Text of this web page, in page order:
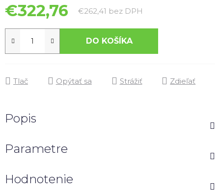
€322,76 €262,41 bez DPH
DO KOŠÍKA
Tlač Opýtať sa Strážiť Zdieľať
Popis
Parametre
Hodnotenie